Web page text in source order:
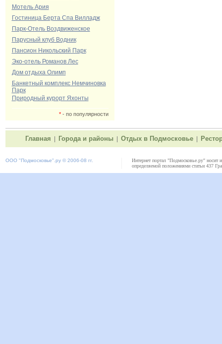
Мотель Ария
Гостиница Берта Спа Вилладж
Парк-Отель Воздвиженское
Парусный клуб Водник
Пансион Никольский Парк
Эко-отель Романов Лес
Дом отдыха Олимп
Банкетный комплекс Немчиновка
Парк
Природный курорт Яхонты
*- по популярности
Главная Города и районы Отдых в Подмосковье
ООО "Подмосковье" .ру © 2006-08 гг.
Интернет портал "Подмосковье.ру" носит
определяемой положениями статьи 437